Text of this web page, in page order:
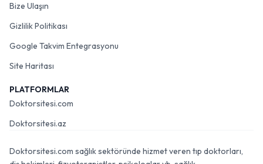
Bize Ulaşın
Gizlilik Politikası
Google Takvim Entegrasyonu
Site Haritası
PLATFORMLAR
Doktorsitesi.com
Doktorsitesi.az
Doktorsitesi.com sağlık sektöründe hizmet veren tıp doktorları,